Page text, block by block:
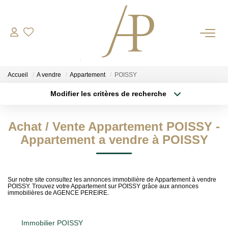
RECRUTEMENT
ESTIMER
Votre Energie
Accueil A vendre Appartement POISSY
Modifier les critères de recherche
Type de bien
Budget max Plus de critères
Achat / Vente Appartement POISSY -
Appartement a vendre à POISSY
Sur notre site consultez les annonces immobilière de Appartement à vendre
POISSY. Trouvez votre Appartement sur POISSY grâce aux annonces
immobilières de AGENCE PEREIRE.
Immobilier POISSY